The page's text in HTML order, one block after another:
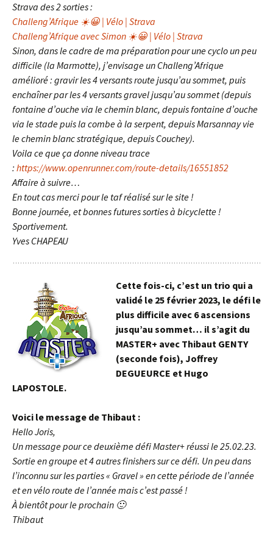
Strava des 2 sorties :
Challeng’Afrique ☀️😀 | Vélo | Strava
Challeng’Afrique avec Simon ☀️😀 | Vélo | Strava
Sinon, dans le cadre de ma préparation pour une cyclo un peu
difficile (la Marmotte), j’envisage un Challeng’Afrique
amélioré : gravir les 4 versants route jusqu’au sommet, puis
enchaîner par les 4 versants gravel jusqu’au sommet (depuis
fontaine d’ouche via le chemin blanc, depuis fontaine d’ouche
via le stade puis la combe à la serpent, depuis Marsannay vie
le chemin blanc stratégique, depuis Couchey).
Voila ce que ça donne niveau trace
: https://www.openrunner.com/route-details/16551852
Affaire à suivre…
En tout cas merci pour le taf réalisé sur le site !
Bonne journée, et bonnes futures sorties à bicyclette !
Sportivement.
Yves CHAPEAU
Cette fois-ci, c’est un trio qui a
validé le 25 février 2023, le défi le
plus difficile avec 6 ascensions
jusqu’au sommet… il s’agit du
MASTER+ avec Thibaut GENTY
(seconde fois), Joffrey
DEGUEURCE et Hugo
LAPOSTOLE.
Voici le message de Thibaut :
Hello Joris,
Un message pour ce deuxième défi Master+ réussi le 25.02.23.
Sortie en groupe et 4 autres finishers sur ce défi. Un peu dans
l’inconnu sur les parties « Gravel » en cette période de l’année
et en vélo route de l’année mais c’est passé !
À bientôt pour le prochain 🙂
Thibaut